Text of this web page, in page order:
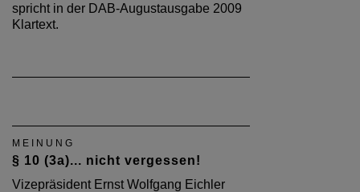
spricht in der DAB-Augustausgabe 2009
Klartext.
MEINUNG
§ 10 (3a)... nicht vergessen!
Vizepräsident Ernst Wolfgang Eichler